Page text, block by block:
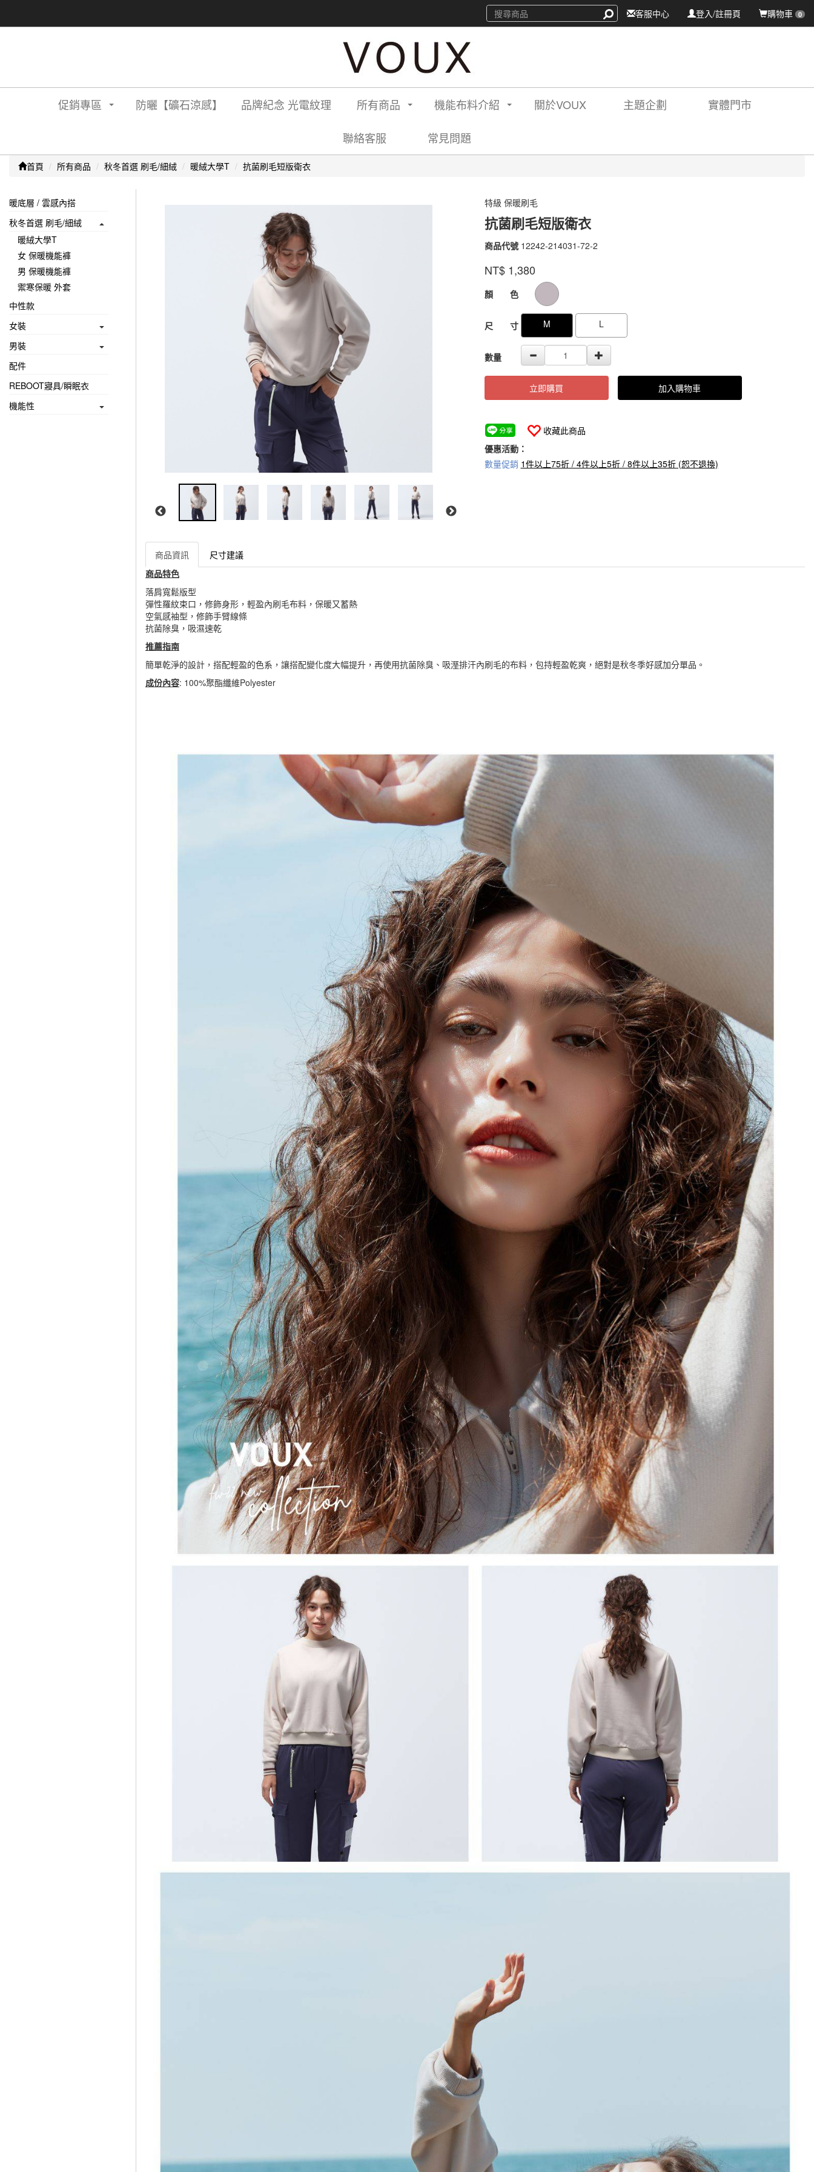
購物車 0
登入/註冊頁
客服中心
促銷專區 防曬【礦石涼感】 品牌紀念 光電紋理 所有商品 機能布料介紹 關於VOUX 主題企劃 實體門市
聯絡客服 常見問題
首頁 所有商品 秋冬首選 刷毛/細絨 暖絨大學T 抗菌刷毛短版衛衣
暖底層 / 雲感內搭
秋冬首選 刷毛/細絨
暖絨大學T
女 保暖機能褲
男 保暖機能褲
禦寒保暖 外套
中性款
女裝
男裝
配件
REBOOT寢具/瞬眠衣
機能性
特級 保暖刷毛
抗菌刷毛短版衛衣
商品代號 12242-214031-72-2
12242-
72-
品牌 VOUX
NT$ 1,380
GOODS000000000000000103909
顏 色
尺 寸 M L
數量
立即購買 加入購物車
收藏此商品
優惠活動：
數量促銷 1件以上75折 / 4件以上5折 / 8件以上35折 (恕不退換)
商品資訊
尺寸建議
商品特色
落肩寬鬆版型
彈性羅紋束口，修飾身形，輕盈內刷毛布料，保暖又蓄熱
空氣感袖型，修飾手臂線條
抗菌除臭，吸濕速乾
推薦指南
簡單乾淨的設計，搭配輕盈的色系，讓搭配變化度大幅提升，再使用抗菌除臭、吸溼排汗內刷毛的布料，包持輕盈乾爽，絕對是秋冬季好感加分單品。
成份內容: 100%聚酯纖維Polyester